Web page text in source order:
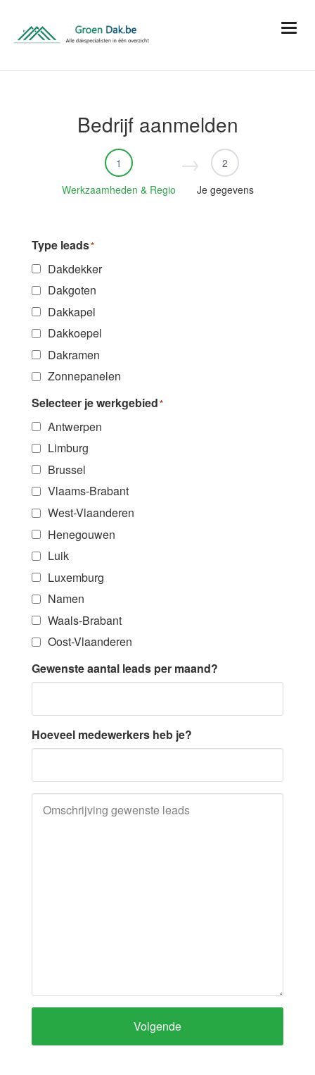
Bedrijf aanmelden
1
Werkzaamheden & Regio
2
Je gegevens
Type leads*
Dakdekker
Dakgoten
Dakkapel
Dakkoepel
Dakramen
Zonnepanelen
Selecteer je werkgebied*
Antwerpen
Limburg
Brussel
Vlaams-Brabant
West-Vlaanderen
Henegouwen
Luik
Luxemburg
Namen
Waals-Brabant
Oost-Vlaanderen
Gewenste aantal leads per maand?
Hoeveel medewerkers heb je?
Omschrijving gewenste leads
Volgende